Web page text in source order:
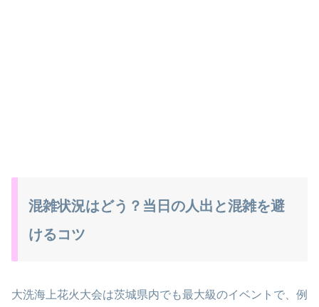
混雑状況はどう？当日の人出と混雑を避
けるコツ
大洗海上花火大会は茨城県内でも最大級のイベントで、例